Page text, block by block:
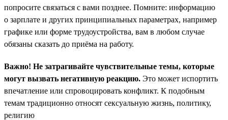
попросите связаться с вами позднее. Помните: информацию
о зарплате и других принципиальных параметрах, например
графике или форме трудоустройства, вам в любом случае
обязаны сказать до приёма на работу.
Важно! Не затрагивайте чувствительные темы, которые
могут вызвать негативную реакцию. Это может испортить
впечатление или спровоцировать конфликт. К подобным
темам традиционно относят сексуальную жизнь, политику,
религию